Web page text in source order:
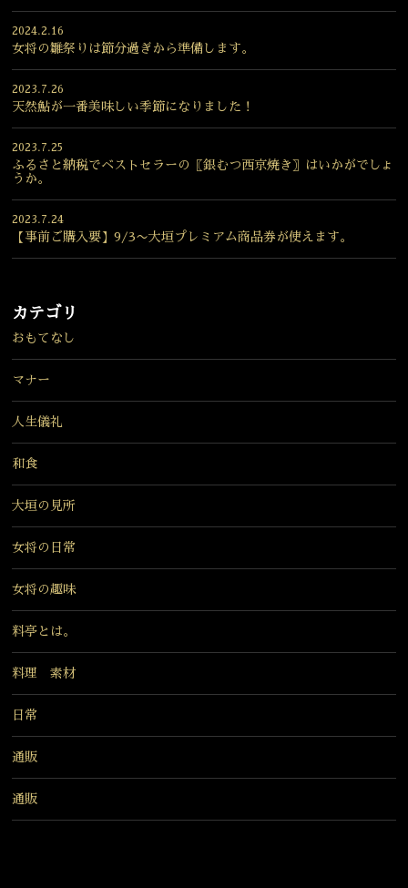
2024.2.16
女将の雛祭りは節分過ぎから準備します。
2023.7.26
天然鮎が一番美味しい季節になりました！
2023.7.25
ふるさと納税でベストセラーの〖銀むつ西京焼き〗はいかがでしょ
うか。
2023.7.24
【事前ご購入要】9/3〜大垣プレミアム商品券が使えます。
カテゴリ
おもてなし
マナー
人生儀礼
和食
大垣の見所
女将の日常
女将の趣味
料亭とは。
料理 素材
日常
通販
通販